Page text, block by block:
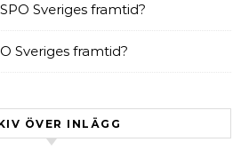
Sveriges framtid?
Sveriges framtid?
ÖVER INLÄGG